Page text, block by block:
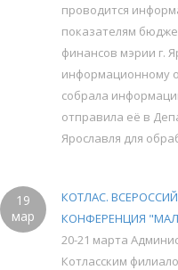
проводится
показателям
финансов мэрии г.
информационному
собрала
отправила её в
Ярославля для
19
мар
КОТЛАС.
КОНФЕРЕНЦИЯ
20-21 марта
Котласским